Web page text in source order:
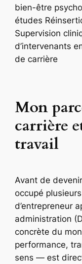
bien-être
études
Supervision
d’intervenants
de carrière
Mon
carrière
travail
Avant de
occupé
d’entrepreneur
administration
concrète du
performance,
sens — est